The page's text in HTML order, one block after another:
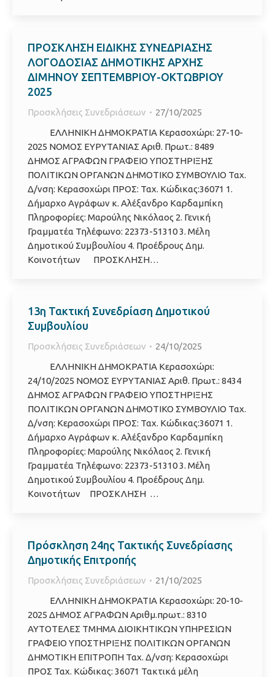
ΠΡΟΣΚΛΗΣΗ ΕΙΔΙΚΗΣ ΣΥΝΕΔΡΙΑΣΗΣ
ΛΟΓΟΔΟΣΙΑΣ ΔΗΜΟΤΙΚΗΣ ΑΡΧΗΣ
ΔΙΜΗΝΟY ΣΕΠΤΕΜΒΡΙΟΥ-ΟΚΤΩΒΡΙΟΥ
2025
Προσκλήσεις Συνεδριάσεων
27/10/2025
ΕΛΛΗΝΙΚΗ ΔΗΜΟΚΡΑΤΙΑ Κερασοχώρι: 27-10-
2025 ΝΟΜΟΣ ΕΥΡΥΤΑΝΙΑΣ Αριθ. Πρωτ.: 8489
ΔΗΜΟΣ ΑΓΡΑΦΩΝ ΓΡΑΦΕΙΟ ΥΠΟΣΤΗΡΙΞΗΣ
ΠΟΛΙΤΙΚΩΝ ΟΡΓΑΝΩΝ ΔΗΜΟΤΙΚΟ ΣΥΜΒΟΥΛΙΟ Ταχ.
Δ/νση: Κερασοχώρι ΠΡΟΣ: Ταχ. Κώδικας:36071 1.
Δήμαρχο Αγράφων κ. Αλέξανδρο Καρδαμπίκη
Πληροφορίες: Μαρούλης Νικόλαος 2. Γενική
Γραμματέα Τηλέφωνο: 22373-51310 3. Μέλη
Δημοτικού Συμβουλίου 4. Προέδρους Δημ.
Κοινοτήτων ΠΡΟΣΚΛΗΣΗ…
13η Τακτική Συνεδρίαση Δημοτικού
Συμβουλίου
Προσκλήσεις Συνεδριάσεων
24/10/2025
ΕΛΛΗΝΙΚΗ ΔΗΜΟΚΡΑΤΙΑ Κερασοχώρι:
24/10/2025 ΝΟΜΟΣ ΕΥΡΥΤΑΝΙΑΣ Αριθ. Πρωτ.: 8434
ΔΗΜΟΣ ΑΓΡΑΦΩΝ ΓΡΑΦΕΙΟ ΥΠΟΣΤΗΡΙΞΗΣ
ΠΟΛΙΤΙΚΩΝ ΟΡΓΑΝΩΝ ΔΗΜΟΤΙΚΟ ΣΥΜΒΟΥΛΙΟ Ταχ.
Δ/νση: Κερασοχώρι ΠΡΟΣ: Ταχ. Κώδικας:36071 1.
Δήμαρχο Αγράφων κ. Αλέξανδρο Καρδαμπίκη
Πληροφορίες: Μαρούλης Νικόλαος 2. Γενική
Γραμματέα Τηλέφωνο: 22373-51310 3. Μέλη
Δημοτικού Συμβουλίου 4. Προέδρους Δημ.
Κοινοτήτων ΠΡΟΣΚΛΗΣΗ …
Πρόσκληση 24ης Τακτικής Συνεδρίασης
Δημοτικής Επιτροπής
Προσκλήσεις Συνεδριάσεων
21/10/2025
ΕΛΛΗΝΙΚΗ ΔΗΜΟΚΡΑΤΙΑ Κερασοχώρι: 20-10-
2025 ΔΗΜΟΣ ΑΓΡΑΦΩΝ Αριθμ.πρωτ.: 8310
ΑΥΤΟΤΕΛΕΣ ΤΜΗΜΑ ΔΙΟΙΚΗΤΙΚΩΝ ΥΠΗΡΕΣΙΩΝ
ΓΡΑΦΕΙΟ ΥΠΟΣΤΗΡΙΞΗΣ ΠΟΛΙΤΙΚΩΝ ΟΡΓΑΝΩΝ
ΔΗΜΟΤΙΚΗ ΕΠΙΤΡΟΠΗ Ταχ. Δ/νση: Κερασοχώρι
ΠΡΟΣ Ταχ. Κώδικας: 36071 Τακτικά μέλη